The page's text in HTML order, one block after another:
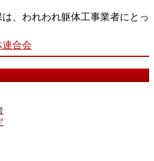
、われわれ躯体工事業者にとっ